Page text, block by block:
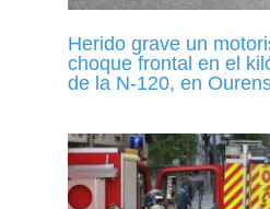
Herido grave un
choque frontal en el
de la N-120, en